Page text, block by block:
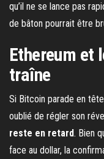
qu’il ne se lance pas
de bâton pourrait être
Ethereum et
traîne
Si Bitcoin parade en
oublié de régler son
reste en retard. Bien
face au dollar, la